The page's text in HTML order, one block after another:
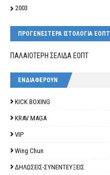
2003
ΠΡΟΓΕΝΕΣΤΕΡΑ ΙΣΤΟΛΟΓΙΑ ΕΟΠΤ
ΠΑΛΑΙΟΤΕΡΗ ΣΕΛΙΔΑ ΕΟΠΤ
ΕΝΔΙΑΦΕΡΟΥΝ
KICK BOXING
KRAV MAGA
VIP
Wing Chun
ΔΗΛΩΣΕΙΣ-ΣΥΝΕΝΤΕΥΞΕΙΣ